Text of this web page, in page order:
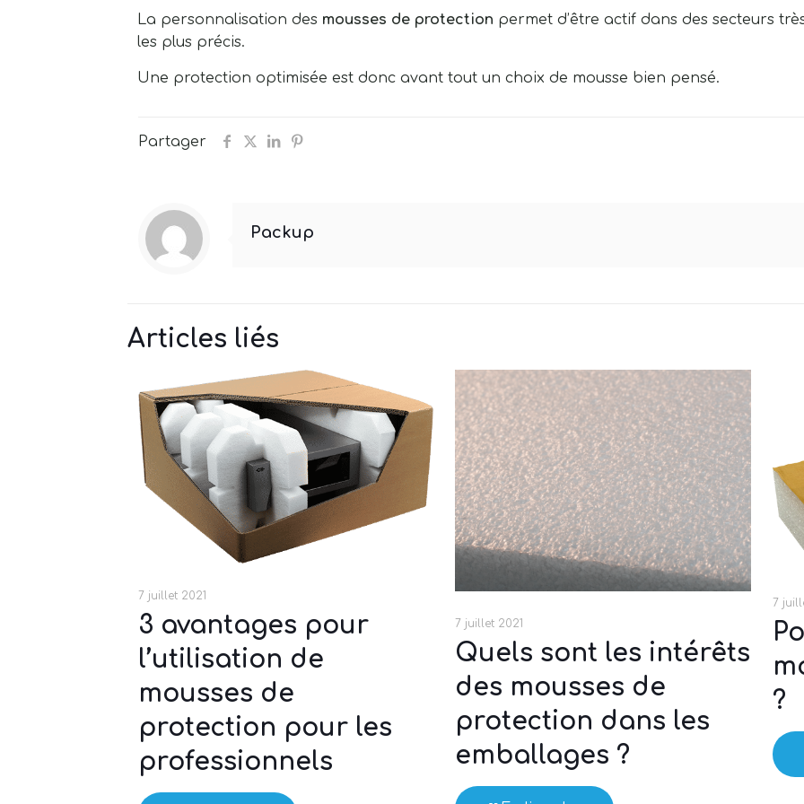
La personnalisation des mousses de protection permet d’être actif dans des secteurs
les plus précis.
Une protection optimisée est donc avant tout un choix de mousse bien pensé.
Partager
Packup
Articles liés
7 juillet 2021
3 avantages pour
l’utilisation de
mousses de
protection pour les
professionnels
7 juillet 2021
Quels sont les intérêts
des mousses de
protection dans les
emballages ?
7
?